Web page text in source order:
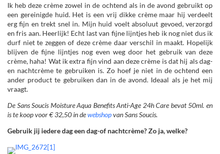
Ik heb deze crème zowel in de ochtend als in de avond gebruikt op
een gereinigde huid. Het is een vrij dikke crème maar hij verdeelt
erg fijn en trekt snel in. Mijn huid voelt absoluut gevoed, verzorgd
en fris aan. Heerlijk! Echt last van fijne lijntjes heb ik nog niet dus ik
durf niet te zeggen of deze crème daar verschil in maakt. Hopelijk
blijven de fijne lijntjes nog even weg door het gebruik van deze
crème, haha! Wat ik extra fijn vind aan deze crème is dat hij als dag-
en nachtcrème te gebruiken is. Zo hoef je niet in de ochtend een
ander product te gebruiken dan in de avond. Ideaal als je het mij
vraagt.
De Sans Soucis Moisture Aqua Benefits Anti-Age 24h Care bevat 50ml. en
is te koop voor € 32,50 in dewebshopvan Sans Soucis.
Gebruik jij iedere dag een dag-of nachtcrème? Zo ja, welke?